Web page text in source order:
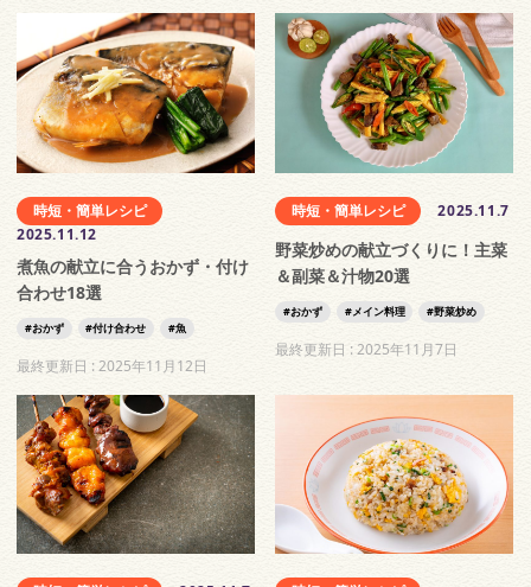
時短・簡単レシピ
2025.11.12
煮魚の献立に合うおかず・付け
合わせ18選
おかず 付け合わせ 魚
最終更新日 :2025年11月12日
時短・簡単レシピ 2025.11.7
野菜炒めの献立づくりに！主菜
＆副菜＆汁物20選
おかず メイン料理 野菜炒め
最終更新日 :2025年11月7日